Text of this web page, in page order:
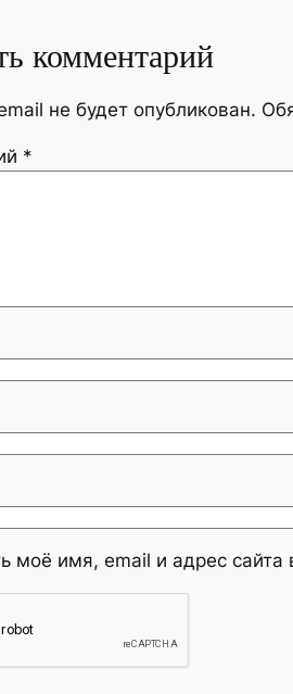
комментарий
не будет опубликован.
*
моё имя, email и адрес